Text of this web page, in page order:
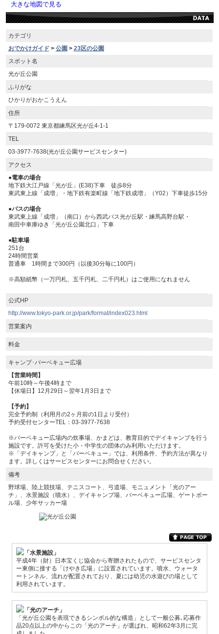
大きな地図で見る
カテゴリ
おでかけガイド > 公園 > 23区の公園
スポット名
光が丘公園
ふりがな
ひかりがおかこうえん
住所
〒179-0072 東京都練馬区光が丘4-1-1
TEL
03-3977-7638(光が丘公園サービスセンター)
アクセス
●電車の場合
地下鉄大江戸線「光が丘」(E38)下車 徒歩8分
東武東上線「成増」・地下鉄有楽町線「地下鉄成増」（Y02）下車徒歩15分
●バスの場合
東武東上線「成増」（南口）から西武バス光が丘駅・練馬高野台駅・
南田中車庫ゆき「光が丘公園北口」下車
●駐車場
251台
24時間営業
普通車 1時間まで300円（以後30分毎に100円）
※高額紙幣（一万円札、五千円札、二千円札）はご使用になれません
公式HP
http://www.tokyo-park.or.jp/park/format/index023.html
営業案内
料金
キャンプ･バーベキュー広場
【営業時間】
午前10時～午後4時まで
【休場日】12月29日～翌年1月3日まで
【予約】
完全予約制（利用月の2ヶ月前の1日より受付）
予約受付センターTEL：03-3977-7638
※バーベキュー広場内の炊事場、かまどは、教育目的でデイキャンプを行う
施設です。許可を受けた小・中学生の団体のみ利用いただけます。
※「デイキャンプ」と「バーベキュー」では、利用条件、予約方法が異なり
ます。詳しくはサービスセンターにお問合せください。
備考
野球場、陸上競技場、テニスコート、弓道場、モニュメント「光のアー
チ」、水景施設（噴水）、デイキャンプ場、バーベキュー広場、ゲートボー
ル場、少年サッカー場
「水景施設」
平成4年（財）日本宝くじ協会から寄贈されたもので、サービスセンタ
ー東側に接する「けやき広場」に設置されています。噴水、ウォータ
ートンネル、流れが配置されており、夏には幼児の水遊びの場として
利用されています。
「光のアーチ」
「光が丘公園を表現できるシンボル的な構造」として一般公募､応募作
品20点以上の中からこの「光のアーチ」が選ばれ、昭和62年3月に完